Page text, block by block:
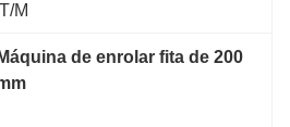
M
Máquina de enrolar fita de 200